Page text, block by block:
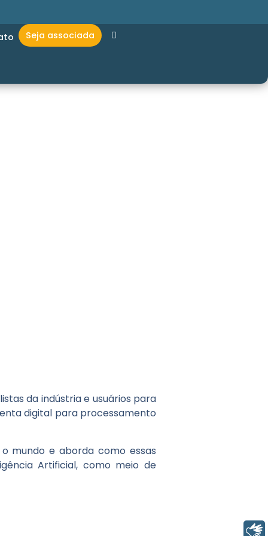
Seja associada
da indústria e usuários para
digital para processamento
mundo e aborda como essas
Artificial, como meio de